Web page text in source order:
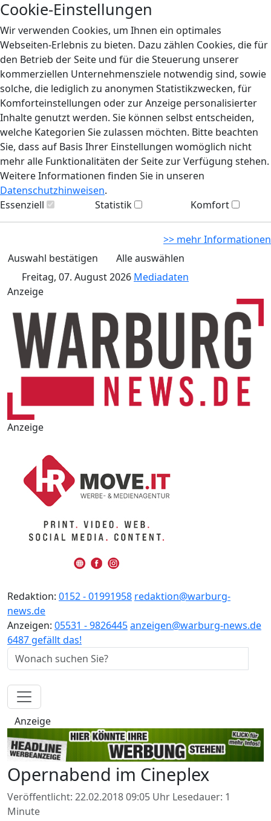
Cookie-Einstellungen
Wir verwenden Cookies, um Ihnen ein optimales
Webseiten-Erlebnis zu bieten. Dazu zählen Cookies, die für
den Betrieb der Seite und für die Steuerung unserer
kommerziellen Unternehmensziele notwendig sind, sowie
solche, die lediglich zu anonymen Statistikzwecken, für
Komforteinstellungen oder zur Anzeige personalisierter
Inhalte genutzt werden. Sie können selbst entscheiden,
welche Kategorien Sie zulassen möchten. Bitte beachten
Sie, dass auf Basis Ihrer Einstellungen womöglich nicht
mehr alle Funktionalitäten der Seite zur Verfügung stehen.
Weitere Informationen finden Sie in unseren
Datenschutzhinweisen.
Essenziell
Statistik Komfort
>> mehr Informationen
Auswahl bestätigen
Alle auswählen
Freitag, 07. August 2026 Mediadaten
Anzeige
Anzeige
Redaktion: 0152 - 01991958 redaktion@warburg-
news.de
Anzeigen: 05531 - 9826445anzeigen@warburg-news.de
6487 gefällt das!
Anzeige
Opernabend im Cineplex
Veröffentlicht: 22.02.2018 09:05 Uhr Lesedauer: 1
Minute